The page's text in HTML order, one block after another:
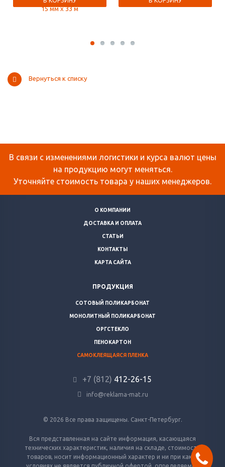
Вернуться к списку
В связи с изменениями логистики и курса валют цены
на продукцию могут меняться.
Уточняйте стоимость товара у наших менеджеров.
О КОМПАНИИ
ДОСТАВКА И ОПЛАТА
СТАТЬИ
КОНТАКТЫ
КАРТА САЙТА
ПРОДУКЦИЯ
СОТОВЫЙ ПОЛИКАРБОНАТ
МОНОЛИТНЫЙ ПОЛИКАРБОНАТ
ОРГСТЕКЛО
ПЕНОКАРТОН
САМОКЛЕЯЩАЯСЯ ПЛЕНКА
+7 (812) 412-26-15
info@reklama-mat.ru
© 2026 Все права защищены. Санкт-Петербург.
Вся представленная на сайте информация, касающаяся
технических характеристик, наличия на складе, стоимости
товаров, носит информационный характер и ни при каких
условиях не является публичной офертой, определяемой